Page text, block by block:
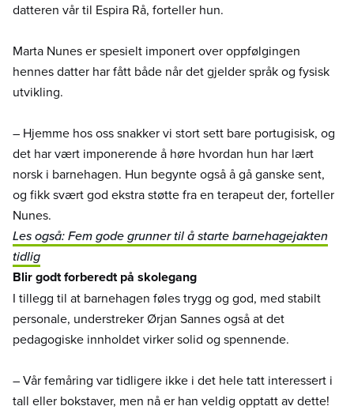
datteren vår til Espira Rå, forteller hun.
Marta Nunes er spesielt imponert over oppfølgingen
hennes datter har fått både når det gjelder språk og fysisk
utvikling.
– Hjemme hos oss snakker vi stort sett bare portugisisk, og
det har vært imponerende å høre hvordan hun har lært
norsk i barnehagen. Hun begynte også å gå ganske sent,
og fikk svært god ekstra støtte fra en terapeut der, forteller
Nunes.
Les også: Fem gode grunner til å starte barnehagejakten
tidlig
Blir godt forberedt på skolegang
I tillegg til at barnehagen føles trygg og god, med stabilt
personale, understreker Ørjan Sannes også at det
pedagogiske innholdet virker solid og spennende.
– Vår femåring var tidligere ikke i det hele tatt interessert i
tall eller bokstaver, men nå er han veldig opptatt av dette!